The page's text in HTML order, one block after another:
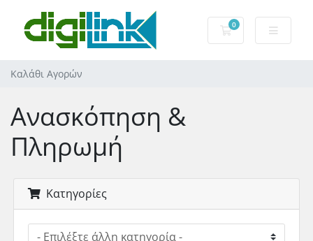
0
Καλάθι Αγορών
Καλάθι Αγορών
Ανασκόπηση &
Πληρωμή
Κατηγορίες